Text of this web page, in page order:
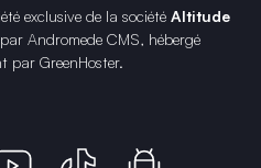
exclusive de la société Altitude
Andromede CMS, hébergé
par GreenHoster.